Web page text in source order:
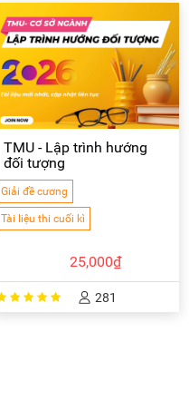
TMU - Lập trình hướng
đối tượng
Giải đề cương
Tài liệu thi cuối kì
25,000₫
281